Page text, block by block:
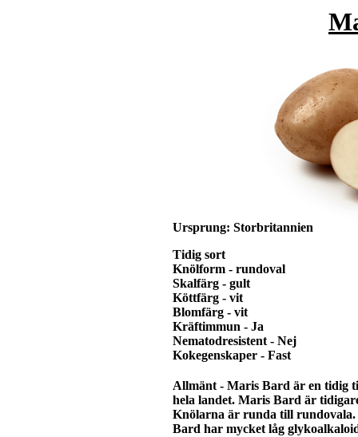
Ursprung: Storbritannien
Tidig sort
Knölform - rundoval
Skalfärg - gult
Köttfärg - vit
Blomfärg - vit
Kräftimmun - Ja
Nematodresistent - Nej
Kokegenskaper - Fast
Allmänt - Maris Bard är en tidig
hela landet. Maris Bard är
Knölarna är runda till
Bard har mycket låg